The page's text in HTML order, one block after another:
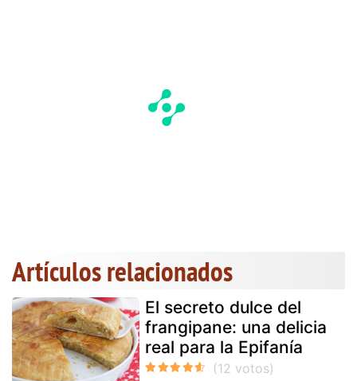
Artículos relacionados
El secreto dulce del
frangipane: una delicia
real para la Epifanía